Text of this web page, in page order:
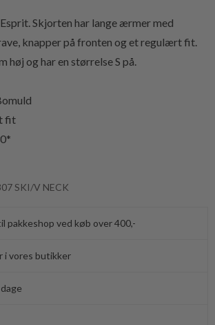
Skjorten har lange ærmer med
knapper på fronten og et regulært fit.
høj og har en størrelse S på.
fit
SKI/V NECK
pakkeshop ved køb over 400,-
i vores butikker